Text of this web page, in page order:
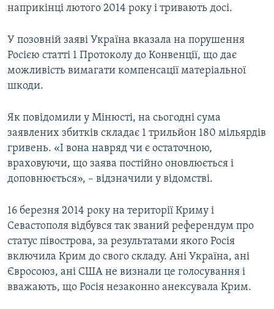
наприкінці лютого 2014 року і тривають досі.
У позовній заяві Україна вказала на порушення
Росією статті 1 Протоколу до Конвенції, що дає
можливість вимагати компенсації матеріальної
шкоди.
Як повідомили у Мінюсті, на сьогодні сума
заявлених збитків складає 1 трильйон 180 мільярдів
гривень. «І вона навряд чи є остаточною,
враховуючи, що заява постійно оновлюється і
доповнюється», – відзначили у відомстві.
16 березня 2014 року на території Криму і
Севастополя відбувся так званий референдум про
статус півострова, за результатами якого Росія
включила Крим до свого складу. Ані Україна, ані
Євросоюз, ані США не визнали це голосування і
вважають, що Росія незаконно анексувала Крим.